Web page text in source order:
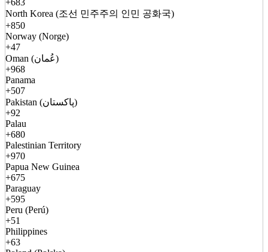
+683
North Korea (조선 민주주의 인민 공화국)
+850
Norway (Norge)
+47
Oman (عُمان)
+968
Panama
+507
Pakistan (پاکستان)
+92
Palau
+680
Palestinian Territory
+970
Papua New Guinea
+675
Paraguay
+595
Peru (Perú)
+51
Philippines
+63